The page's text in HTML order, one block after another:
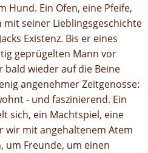
Hund. Ein Ofen, eine Pfeife,
mit seiner Lieblingsgeschichte
Existenz. Bis er eines
geprügelten Mann vor
bald wieder auf die Beine
angenehmer Zeitgenosse:
- und faszinierend. Ein
sich, ein Machtspiel, eine
wir mit angehaltenem Atem
um Freunde, um einen